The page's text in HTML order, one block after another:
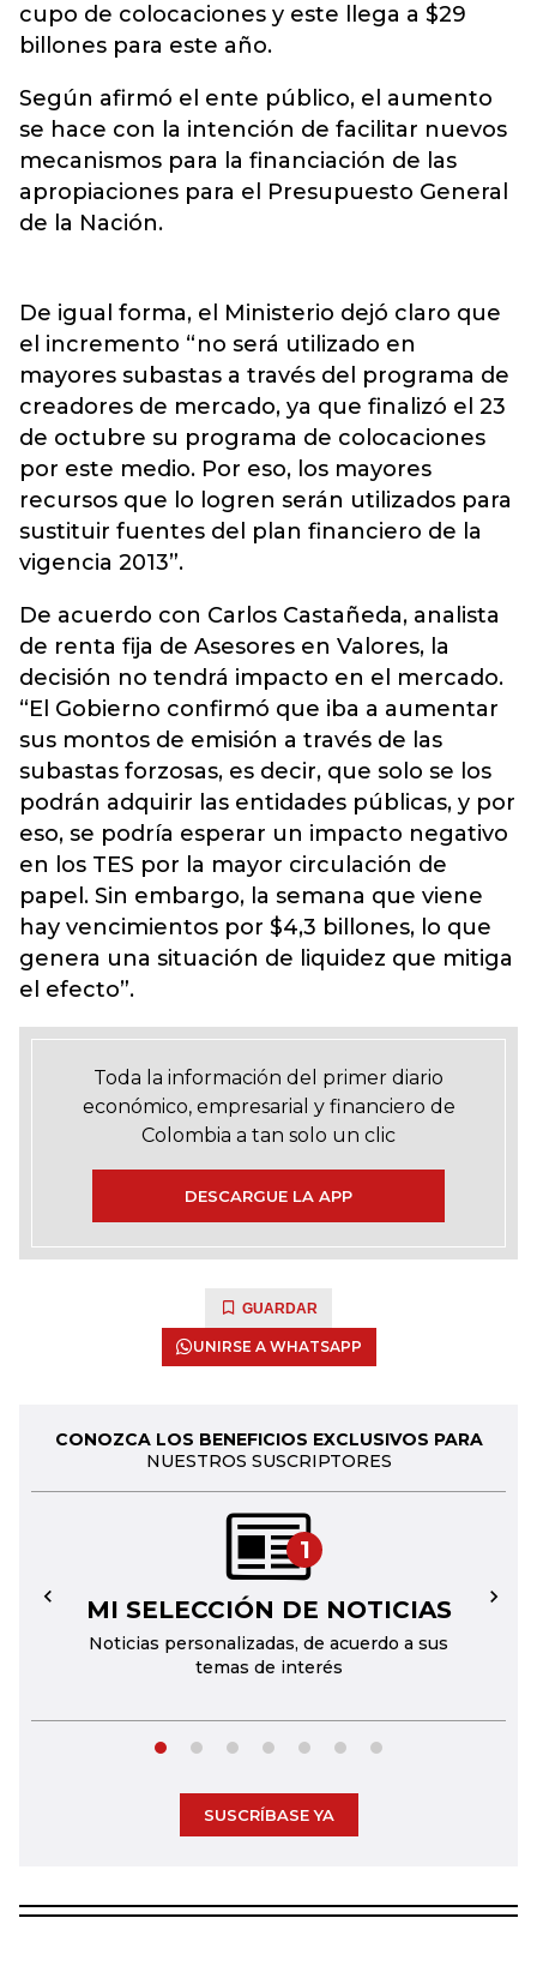
cupo de colocaciones y este llega a $29
billones para este año.
Según afirmó el ente público, el aumento
se hace con la intención de facilitar nuevos
mecanismos para la financiación de las
apropiaciones para el Presupuesto General
de la Nación.
De igual forma, el Ministerio dejó claro que
el incremento “no será utilizado en
mayores subastas a través del programa de
creadores de mercado, ya que finalizó el 23
de octubre su programa de colocaciones
por este medio. Por eso, los mayores
recursos que lo logren serán utilizados para
sustituir fuentes del plan financiero de la
vigencia 2013”.
De acuerdo con Carlos Castañeda, analista
de renta fija de Asesores en Valores, la
decisión no tendrá impacto en el mercado.
“El Gobierno confirmó que iba a aumentar
sus montos de emisión a través de las
subastas forzosas, es decir, que solo se los
podrán adquirir las entidades públicas, y por
eso, se podría esperar un impacto negativo
en los TES por la mayor circulación de
papel. Sin embargo, la semana que viene
hay vencimientos por $4,3 billones, lo que
genera una situación de liquidez que mitiga
el efecto”.
Toda la información del primer diario
económico, empresarial y financiero de
Colombia a tan solo un clic
DESCARGUE LA APP
GUARDAR
UNIRSE A WHATSAPP
CONOZCA LOS BENEFICIOS EXCLUSIVOS PARA
NUESTROS SUSCRIPTORES
1
MI SELECCIÓN DE NOTICIAS
Noticias personalizadas, de acuerdo a sus
temas de interés
← →
SUSCRÍBASE YA